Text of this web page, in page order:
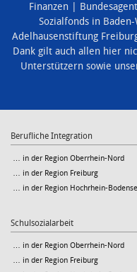
Finanzen
Sozialfonds in
Adelhausenstiftung
Dank gilt auch allen hier
Unterstützern sowie
Berufliche Integration
… in der Region Oberrhein-Nord
… in der Region Freiburg
… in der Region Hochrhein-
Schulsozialarbeit
… in der Region Oberrhein-Nord
… in der Region Freiburg